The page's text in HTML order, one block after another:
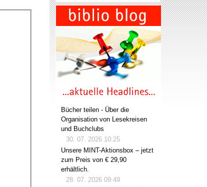
Bücher teilen - Über die
Organisation von Lesekreisen
und Buchclubs
30. 07. 2026 10:25
Unsere MINT-Aktionsbox – jetzt
zum Preis von € 29,90
erhältlich.
28. 07. 2026 09:49